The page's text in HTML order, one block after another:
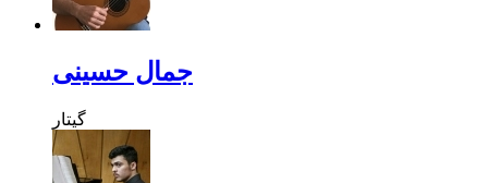
جمال حسینی
گیتار